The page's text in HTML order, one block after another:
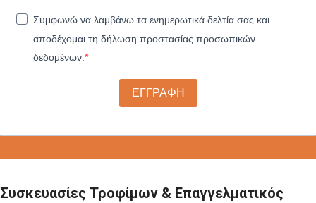
Συμφωνώ να λαμβάνω τα ενημερωτικά δελτία σας και
αποδέχομαι τη δήλωση προστασίας προσωπικών
δεδομένων.
ΕΓΓΡΑΦΗ
Συσκευασίες Τροφίμων & Επαγγελματικός